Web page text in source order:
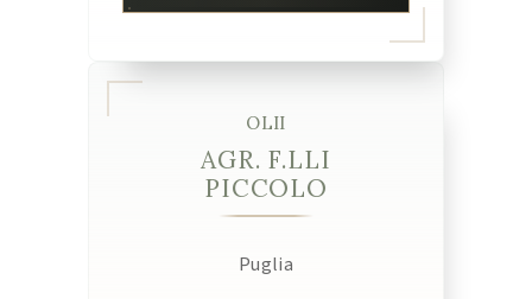
OLII
AGR. F.LLI
PICCOLO
Puglia